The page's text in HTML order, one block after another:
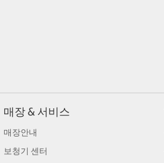
매장 & 서비스
매장안내
보청기 센터